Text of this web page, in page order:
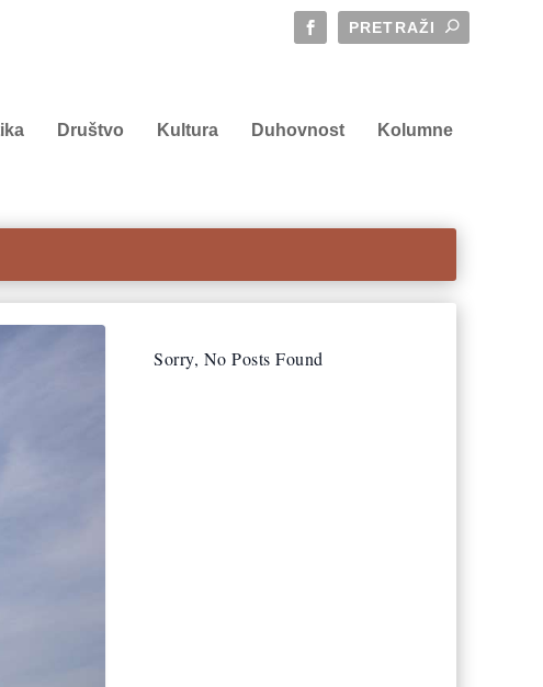
Društvo Kultura Duhovnost Kolumne
Sorry, No Posts Found